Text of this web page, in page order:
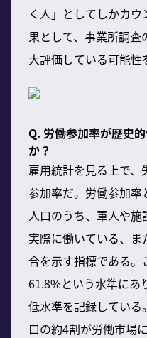
く人」としてしかカ
果として、事業所調
大評価している可能性
Q. 労働参加率が歴史
か？
雇用統計を見る上で
参加率だ。労働参加
人口のうち、軍人や施
実際に働いている、
合を示す指標である。
61.8%という水準にあ
低水準を記録している
口の約4割が労働市場